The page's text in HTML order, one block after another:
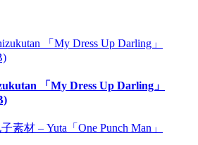
「My Dress Up Darling」